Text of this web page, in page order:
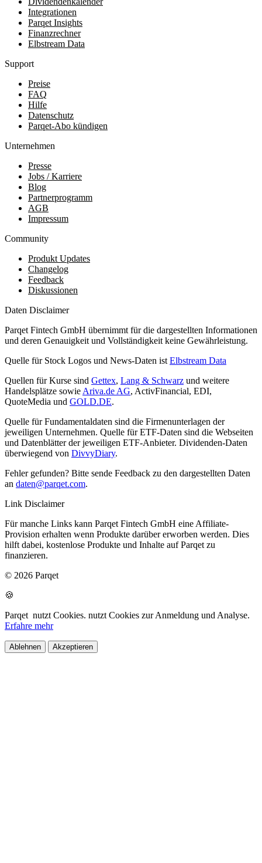
Integrationen
Parqet Insights
Finanzrechner
Elbstream Data
Support
Preise
FAQ
Hilfe
Datenschutz
Parqet-Abo kündigen
Unternehmen
Presse
Jobs / Karriere
Blog
Partnerprogramm
AGB
Impressum
Community
Produkt Updates
Changelog
Feedback
Diskussionen
Daten Disclaimer
Parqet Fintech GmbH übernimmt für die dargestellten Informationen
und deren Genauigkeit und Vollständigkeit keine Gewährleistung.
Quelle für Stock Logos und News-Daten ist Elbstream Data
Quellen für Kurse sind Gettex, Lang & Schwarz und weitere
Handelsplätze sowie Ariva.de AG, ActivFinancial, EDI,
QuoteMedia und GOLD.DE.
Quelle für Fundamentaldaten sind die Firmenunterlagen der
jeweiligen Unternehmen. Quelle für ETF-Daten sind die Webseiten
und Datenblätter der jeweiligen ETF-Anbieter. Dividenden-Daten
überwiegend von DivvyDiary.
Fehler gefunden? Bitte sende Feedback zu den dargestellten Daten
an daten@parqet.com.
Link Disclaimer
Für manche Links kann Parqet Fintech GmbH eine Affiliate-
Provision erhalten wenn Produkte darüber erworben werden. Dies
hilft dabei, kostenlose Produkte und Inhalte auf Parqet zu
finanzieren.
© 2026 Parqet
🍪
Parqet nutzt Cookies. nutzt Cookies zur Anmeldung und Analyse.
Erfahre mehr
Ablehnen Akzeptieren